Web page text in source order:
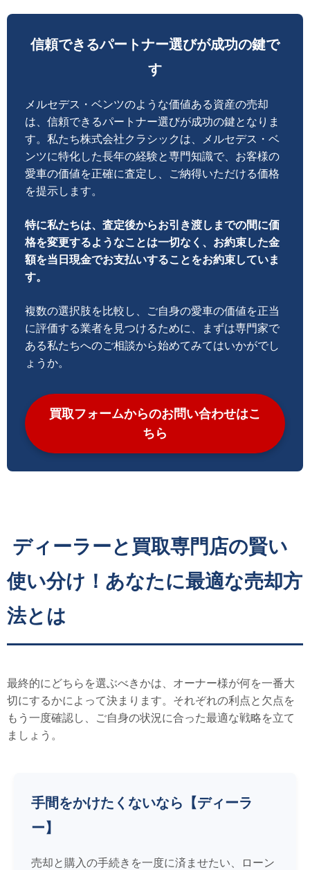
信頼できるパートナー選びが成功の鍵で
す
メルセデス・ベンツのような価値ある資産の売却
は、信頼できるパートナー選びが成功の鍵となりま
す。私たち株式会社クラシックは、メルセデス・ベ
ンツに特化した長年の経験と専門知識で、お客様の
愛車の価値を正確に査定し、ご納得いただける価格
を提示します。
特に私たちは、査定後からお引き渡しまでの間に価
格を変更するようなことは一切なく、お約束した金
額を当日現金でお支払いすることをお約束していま
す。
複数の選択肢を比較し、ご自身の愛車の価値を正当
に評価する業者を見つけるために、まずは専門家で
ある私たちへのご相談から始めてみてはいかがでし
ょうか。
買取フォームからのお問い合わせはこ
ちら
ディーラーと買取専門店の賢い
使い分け！あなたに最適な売却方
法とは
最終的にどちらを選ぶべきかは、オーナー様が何を一番大
切にするかによって決まります。それぞれの利点と欠点を
もう一度確認し、ご自身の状況に合った最適な戦略を立て
ましょう。
手間をかけたくないなら【ディーラ
ー】
売却と購入の手続きを一度に済ませたい、ローン